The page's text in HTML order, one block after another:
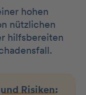
hohen
nützlichen
hilfsbereiten
und Risiken: